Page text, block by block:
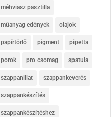
méhviasz pasztilla
műanyag edények olajok
papírtörlő pigment pipetta
porok pro csomag spatula
szappanillat szappankeverés
szappankészítés
szappankészítéshez